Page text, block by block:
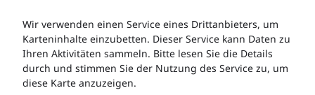
Wir verwenden einen Service eines Drittanbieters, um
Karteninhalte einzubetten. Dieser Service kann Daten zu
Ihren Aktivitäten sammeln. Bitte lesen Sie die Details
durch und stimmen Sie der Nutzung des Service zu, um
diese Karte anzuzeigen.